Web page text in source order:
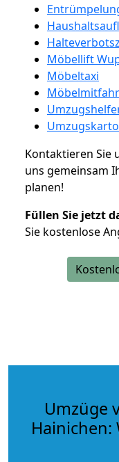
Möbellift
Möbeltaxi
Kontaktieren Sie
uns gemeinsam
planen!
Füllen Sie jetzt
Sie kostenlose
Umzüge
Hainichen: